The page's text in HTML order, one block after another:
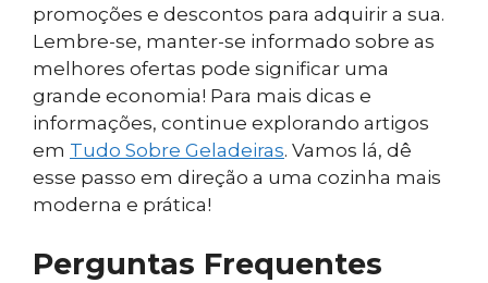
promoções e descontos para adquirir a sua.
Lembre-se, manter-se informado sobre as
melhores ofertas pode significar uma
grande economia! Para mais dicas e
informações, continue explorando artigos
em Tudo Sobre Geladeiras. Vamos lá, dê
esse passo em direção a uma cozinha mais
moderna e prática!
Perguntas Frequentes